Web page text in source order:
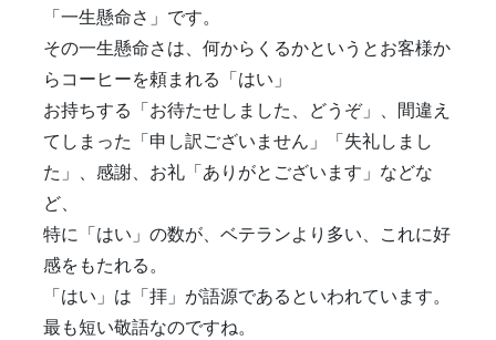
「一生懸命さ」です。
その一生懸命さは、何からくるかというとお客様か
らコーヒーを頼まれる「はい」
お持ちする「お待たせしました、どうぞ」、間違え
てしまった「申し訳ございません」「失礼しまし
た」、感謝、お礼「ありがとございます」などな
ど、
特に「はい」の数が、ベテランより多い、これに好
感をもたれる。
「はい」は「拝」が語源であるといわれています。
最も短い敬語なのですね。